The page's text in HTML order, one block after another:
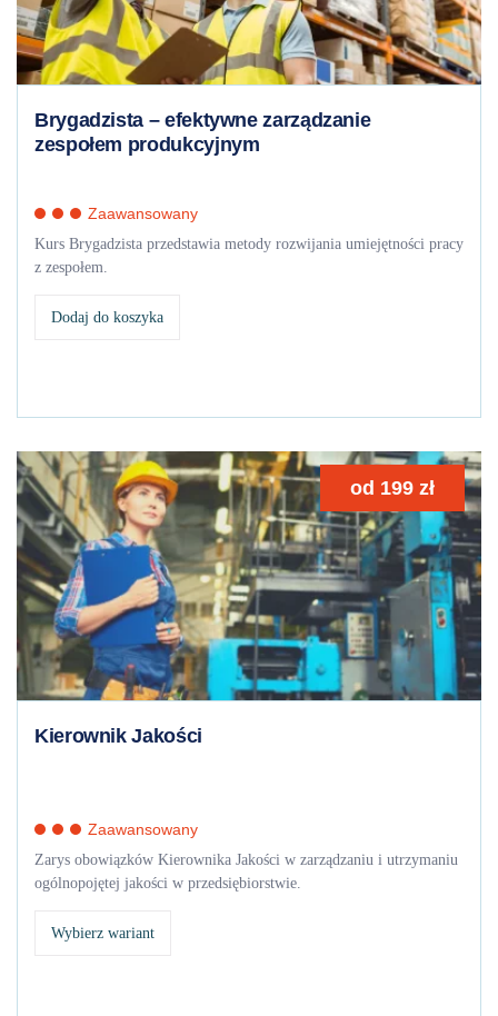
Brygadzista – efektywne zarządzanie
zespołem produkcyjnym
Zaawansowany
Kurs Brygadzista przedstawia metody rozwijania umiejętności pracy
z zespołem.
Dodaj do koszyka
od 199 zł
Kierownik Jakości
Zaawansowany
Zarys obowiązków Kierownika Jakości w zarządzaniu i utrzymaniu
ogólnopojętej jakości w przedsiębiorstwie.
Wybierz wariant